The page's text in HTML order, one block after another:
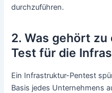
durchzuführen.
2. Was gehört
Test für die
Ein Infrastruktur-Pentest
Basis jedes Unternehmens